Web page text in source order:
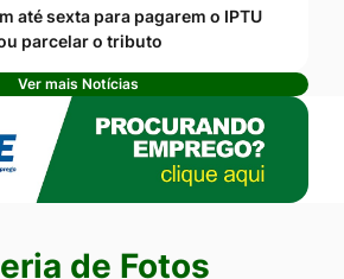
até sexta para pagarem o IPTU
parcelar o tributo
Ver mais Notícias
Fotosde Fotos